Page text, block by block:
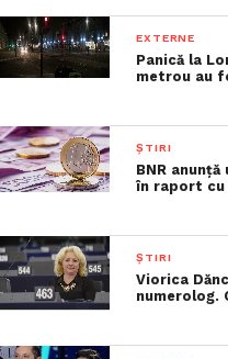
EXTERNE
Panică la
metrou au
ȘTIRI
BNR anunță
în raport cu
ȘTIRI
Viorica
numerolog.